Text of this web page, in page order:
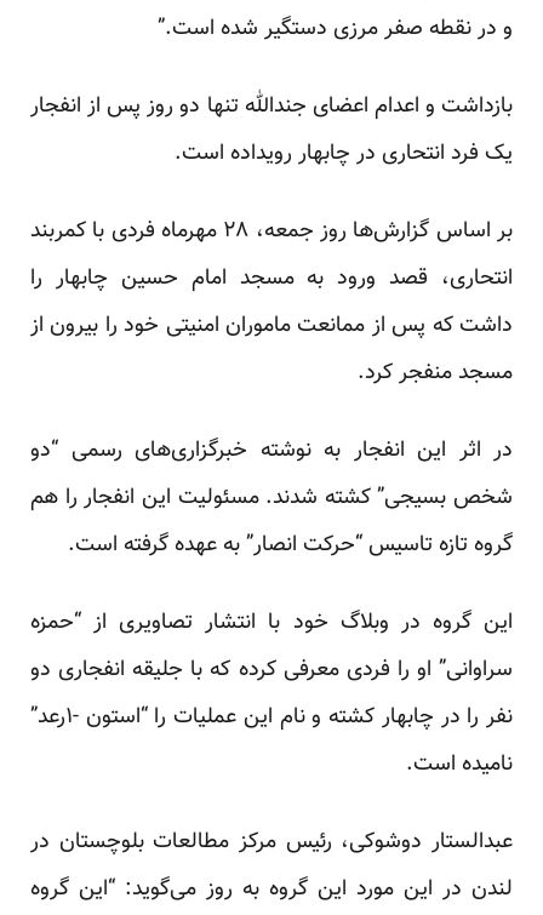
و در نقطه صفر مرزی دستگیر شده است.”
بازداشت و اعدام اعضای جندالله تنها دو روز پس از انفجار
یک فرد انتحاری در چابهار رویداده است.
بر اساس گزارش‌ها روز جمعه، ۲۸ مهرماه فردی با کمربند
انتحاری، قصد ورود به مسجد امام حسین چابهار را
داشت که پس از ممانعت ماموران امنیتی خود را بیرون از
مسجد منفجر کرد.
در اثر این انفجار به نوشته خبرگزاری‌های رسمی “دو
شخص بسیجی” کشته شدند. مسئولیت این انفجار را هم
گروه تازه تاسیس “حرکت انصار” به عهده گرفته است.
این گروه در وبلاگ خود با انتشار تصاویری از “حمزه
سراوانی” او را فردی معرفی کرده‌ که با جلیقه انفجاری دو
نفر را در چابهار کشته و نام این عملیات را “استون -۱رعد”
نامیده است.
عبدالستار دوشوکی، رئیس مرکز مطالعات بلوچستان در
لندن در این مورد این گروه به روز می‌گوید: “این گروه